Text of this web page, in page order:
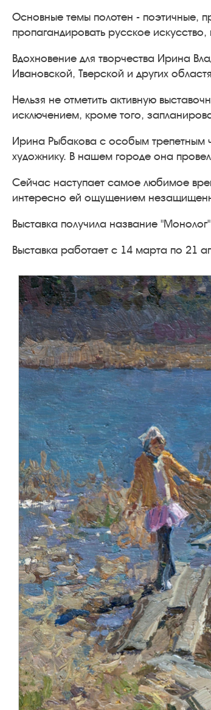
Основные темы полотен - поэтичные,
пропагандировать русское
Вдохновение для творчества Ирина
Ивановской, Тверской и других
Нельзя не отметить активную
исключением, кроме того,
Ирина Рыбакова с особым трепетным
художнику. В нашем городе она
Сейчас наступает самое любимое
интересно ей ощущением
Выставка получила название
Выставка работает с 14 марта по 21